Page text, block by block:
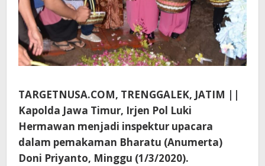
TARGETNUSA.COM, TRENGGALEK, JATIM ||
Kapolda Jawa Timur, Irjen Pol Luki
Hermawan menjadi inspektur upacara
dalam pemakaman Bharatu (Anumerta)
Doni Priyanto, Minggu (1/3/2020).